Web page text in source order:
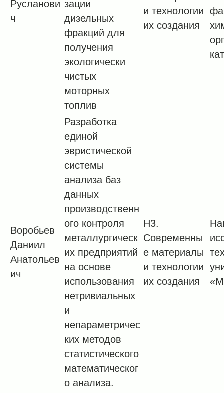
Русланови
ч
зации
дизельных
фракций для
получения
экологически
чистых
моторных
топлив
и технологии
их создания
Воробьев
Даниил
Анатольев
ич
Разработка
единой
эвристической
системы
анализа баз
данных
производственн
ого контроля
металлургическ
их предприятий
на основе
использования
нетривиальных
и
непараметричес
ких методов
статистического
математическог
о анализа.
H3.
Современны
е материалы
и технологии
их создания